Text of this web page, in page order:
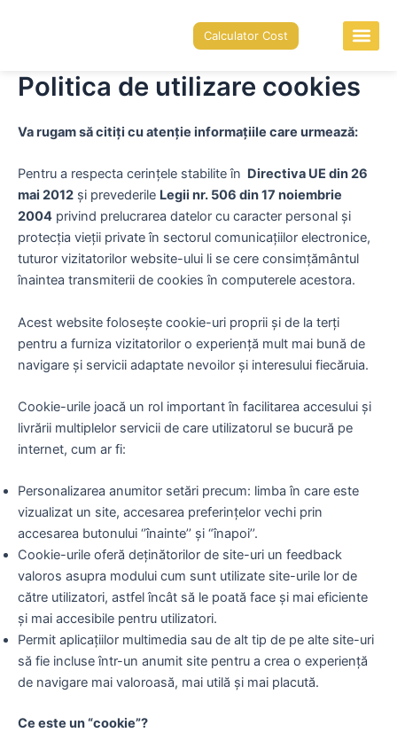
Calculator Cost
Politica de utilizare cookies
Va rugam să citiți cu atenție informațiile care urmează:
Pentru a respecta cerințele stabilite în Directiva UE din 26
mai 2012 și prevederile Legii nr. 506 din 17 noiembrie
2004 privind prelucrarea datelor cu caracter personal şi
protecţia vieţii private în sectorul comunicaţiilor electronice,
tuturor vizitatorilor website-ului li se cere consimțământul
înaintea transmiterii de cookies în computerele acestora.
Acest website folosește cookie-uri proprii și de la terți
pentru a furniza vizitatorilor o experiență mult mai bună de
navigare și servicii adaptate nevoilor și interesului fiecăruia.
Cookie-urile joacă un rol important în facilitarea accesului și
livrării multiplelor servicii de care utilizatorul se bucură pe
internet, cum ar fi:
Personalizarea anumitor setări precum: limba în care este
vizualizat un site, accesarea preferințelor vechi prin
accesarea butonului ‘’înainte’’ și “înapoi’’.
Cookie-urile oferă deținătorilor de site-uri un feedback
valoros asupra modului cum sunt utilizate site-urile lor de
către utilizatori, astfel încât să le poată face și mai eficiente
și mai accesibile pentru utilizatori.
Permit aplicațiilor multimedia sau de alt tip de pe alte site-uri
să fie incluse într-un anumit site pentru a crea o experiență
de navigare mai valoroasă, mai utilă și mai placută.
Ce este un “cookie”?